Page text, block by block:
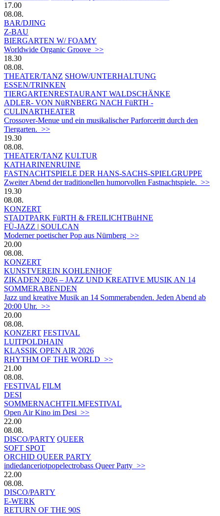
17.00
08.08.
BAR/DJING
Z-BAU
BIERGARTEN W/ FOAMY
Worldwide Organic Groove >>
18.30
08.08.
THEATER/TANZ SHOW/UNTERHALTUNG
ESSEN/TRINKEN
TIERGARTEN­RESTAURANT WALDSCHÄNKE
ADLER- VON NüRNBERG NACH FüRTH -
CULINARTHEATER
Crossover-Menue und ein musikalischer Parforceritt durch den
Tiergarten. >>
19.30
08.08.
THEATER/TANZ KULTUR
KATHARINENRUINE
FASTNACHTSPIELE DER HANS-SACHS-SPIELGRUPPE
Zweiter Abend der traditionellen humorvollen Fastnachtspiele. >>
19.30
08.08.
KONZERT
STADTPARK FüRTH & FREILICHTBüHNE
FÜ-JAZZ | SOULCAN
Moderner poetischer Pop aus Nürnberg >>
20.00
08.08.
KONZERT
KUNSTVEREIN KOHLENHOF
ZIKADEN 2026 – JAZZ UND KREATIVE MUSIK AN 14
SOMMERABENDEN
Jazz und kreative Musik an 14 Sommerabenden. Jeden Abend ab
20:00 Uhr. >>
20.00
08.08.
KONZERT FESTIVAL
LUITPOLDHAIN
KLASSIK OPEN AIR 2026
RHYTHM OF THE WORLD >>
21.00
08.08.
FESTIVAL FILM
DESI
SOMMERNACHTFILMFESTIVAL
Open Air Kino im Desi >>
22.00
08.08.
DISCO/PARTY QUEER
SOFT SPOT
ORCHID QUEER PARTY
indiedanceriotpopelectrobass Queer Party >>
22.00
08.08.
DISCO/PARTY
E-WERK
RETURN OF THE 90S